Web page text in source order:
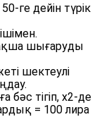
ге дейін түрік
шығаруды
шектеулі
бәс тігіп, x2-де
= 100 лира